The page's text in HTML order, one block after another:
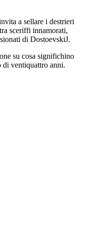
a sellare i destrieri
sceriffi innamorati,
di DostoevskiJ.
su cosa significhino
di ventiquattro anni.